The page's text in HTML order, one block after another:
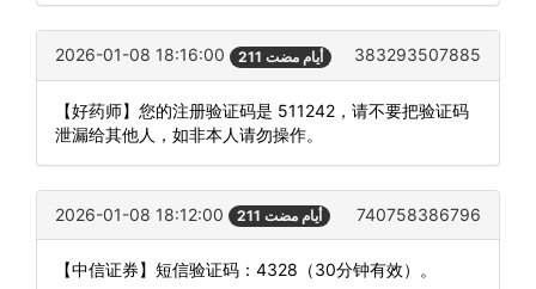
2026-01-08 18:16:00 211 أيام مضت 383293507885
【好药师】您的注册验证码是 511242，请不要把验证码
泄漏给其他人，如非本人请勿操作。
2026-01-08 18:12:00 211 أيام مضت 740758386796
【中信证券】短信验证码：4328（30分钟有效）。